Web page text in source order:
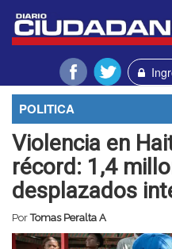
POLITICA
Violencia en
récord: 1,4
desplazados
PorTomas Peralta A